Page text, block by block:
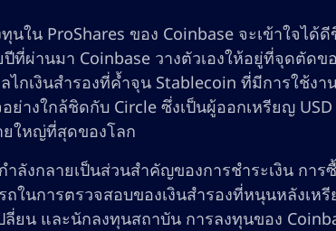
นใน ProShares ของ Coinbase จะเข้าใจไ
ที่ผ่านมา Coinbase วางตัวเองให้อยู่ที่จุดตัด
กเงินสำรองที่ค้ำจุน Stablecoin ที่มีการใช้งา
างใกล้ชิดกับ Circle ซึ่งเป็นผู้ออกเหรียญ
ยใหญ่ที่สุดของโลก
ลังกลายเป็นส่วนสำคัญของการชำระเงิน กา
ถในการตรวจสอบของเงินสำรองที่หนุนหลังเ
ยน และนักลงทุนสถาบัน การลงทุนของ